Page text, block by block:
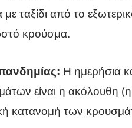
ταξίδι από το
κρούσμα.
Η ημερήσια
είναι η ακόλουθη
κατανομή των